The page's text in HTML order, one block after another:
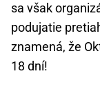
sa však
podujatie
znamená, že
18 dní!